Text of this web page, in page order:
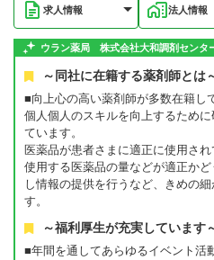
求人情報 法人情報
ウラン薬局 株式会社大和調剤センタ
～同社に在籍する薬剤師とは
■向上心の高い薬剤師が多数在籍し
個人個人のスキルを向上するため
ています。
医薬品が患者さまに適正に使用され
使用する医薬品の量などが適正か
し情報の提供を行うなど、きめの
す。
～福利厚生が充実しています
■年間を通してあらゆるイベント活